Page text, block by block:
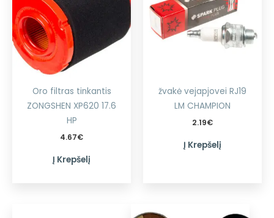
Oro filtras tinkantis
ZONGSHEN XP620 17.6
HP
4.67€
Į Krepšelį
žvakė vejapjovei RJ19
LM CHAMPION
2.19€
Į Krepšelį